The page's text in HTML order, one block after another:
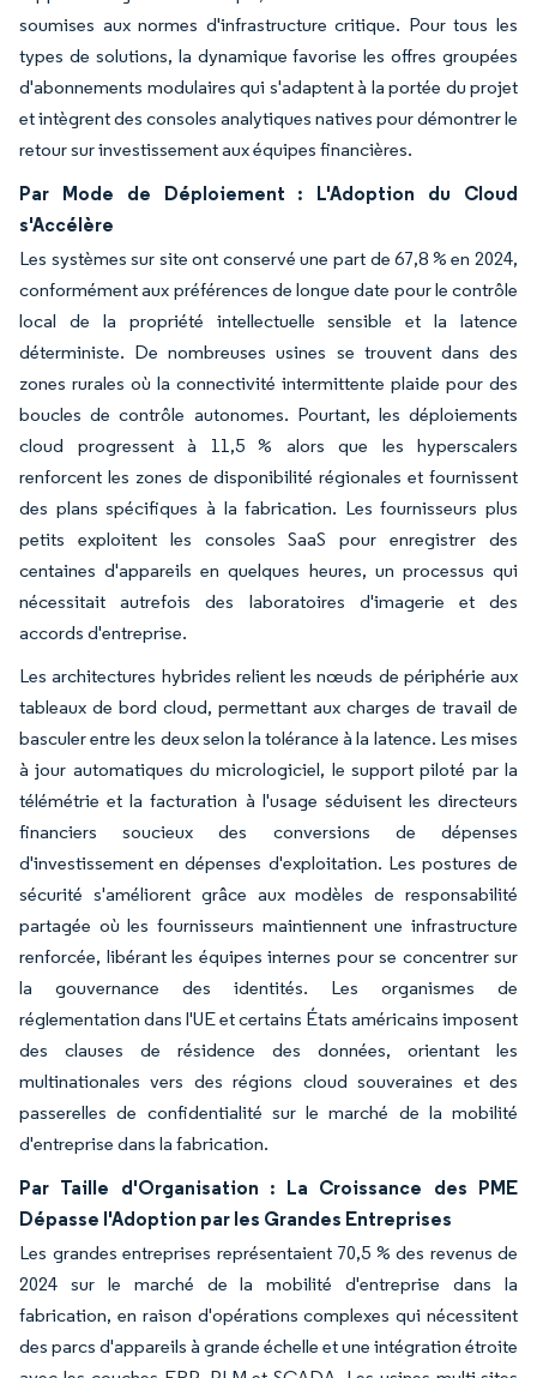
soumises aux normes d'infrastructure critique. Pour tous les
types de solutions, la dynamique favorise les offres groupées
d'abonnements modulaires qui s'adaptent à la portée du projet
et intègrent des consoles analytiques natives pour démontrer le
retour sur investissement aux équipes financières.
Par Mode de Déploiement : L'Adoption du Cloud
s'Accélère
Les systèmes sur site ont conservé une part de 67,8 % en 2024,
conformément aux préférences de longue date pour le contrôle
local de la propriété intellectuelle sensible et la latence
déterministe. De nombreuses usines se trouvent dans des
zones rurales où la connectivité intermittente plaide pour des
boucles de contrôle autonomes. Pourtant, les déploiements
cloud progressent à 11,5 % alors que les hyperscalers
renforcent les zones de disponibilité régionales et fournissent
des plans spécifiques à la fabrication. Les fournisseurs plus
petits exploitent les consoles SaaS pour enregistrer des
centaines d'appareils en quelques heures, un processus qui
nécessitait autrefois des laboratoires d'imagerie et des
accords d'entreprise.
Les architectures hybrides relient les nœuds de périphérie aux
tableaux de bord cloud, permettant aux charges de travail de
basculer entre les deux selon la tolérance à la latence. Les mises
à jour automatiques du micrologiciel, le support piloté par la
télémétrie et la facturation à l'usage séduisent les directeurs
financiers soucieux des conversions de dépenses
d'investissement en dépenses d'exploitation. Les postures de
sécurité s'améliorent grâce aux modèles de responsabilité
partagée où les fournisseurs maintiennent une infrastructure
renforcée, libérant les équipes internes pour se concentrer sur
la gouvernance des identités. Les organismes de
réglementation dans l'UE et certains États américains imposent
des clauses de résidence des données, orientant les
multinationales vers des régions cloud souveraines et des
passerelles de confidentialité sur le marché de la mobilité
d'entreprise dans la fabrication.
Par Taille d'Organisation : La Croissance des PME
Dépasse l'Adoption par les Grandes Entreprises
Les grandes entreprises représentaient 70,5 % des revenus de
2024 sur le marché de la mobilité d'entreprise dans la
fabrication, en raison d'opérations complexes qui nécessitent
des parcs d'appareils à grande échelle et une intégration étroite